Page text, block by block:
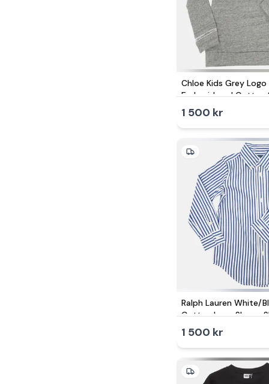
Chloe Kids Grey Logo
Embroidered Cotton
Set 6 Yrs
1 500 kr
Ralph Lauren White/
Cotton Long Sleeve
1 500 kr